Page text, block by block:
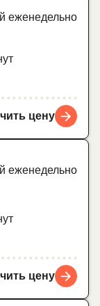
еженедельно
цену
еженедельно
цену